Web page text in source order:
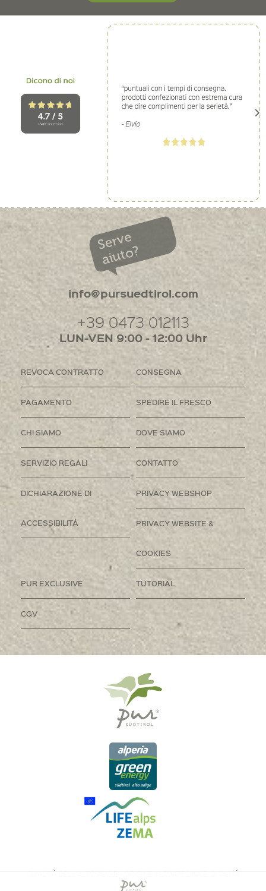
Serve
aiuto?
info@pursuedtirol.com
+39 0473 012113
LUN-VEN 9:00 - 12:00 Uhr
REVOCA CONTRATTO CONSEGNA
PAGAMENTO SPEDIRE IL FRESCO
CHI SIAMO DOVE SIAMO
SERVIZIO REGALI CONTATTO
DICHIARAZIONE DI
ACCESSIBILITÀ
PRIVACY WEBSHOP
PRIVACY WEBSITE &
COOKIES
PUR EXCLUSIVE TUTORIAL
CGV
QUALITÀ DELL'ALTO ADIGE - ORIGINE ALTOATESINA E QUALITÁ
CONTROLLATA